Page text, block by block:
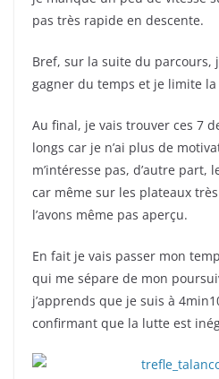
pas très rapide en descente.
Bref, sur la suite du parcours,
gagner du temps et je limite la
Au final, je vais trouver ces 7
longs car je n’ai plus de
m’intéresse pas, d’autre part,
car même sur les plateaux
l’avons même pas aperçu.
En fait je vais passer mon
qui me sépare de mon
j’apprends que je suis à
confirmant que la lutte est